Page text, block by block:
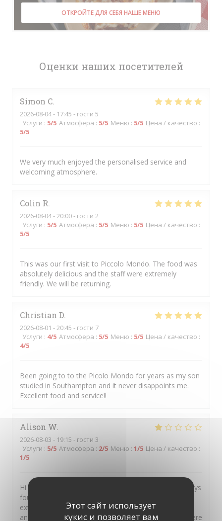
Этот сайт использует
кукис и позволяет вам
Оценки наших посетителей
Simon C
2026-08-04- 17:45 - гости 5
Услуги : 5/5 Атмосфера : 5/5 Меню : 5/5 Цена / качество :
5/5
We very much enjoyed the personalised service and
welcoming atmosphere.
Colin R
2026-08-04- 20:00 - гости 2
Услуги : 5/5 Атмосфера : 5/5 Меню : 5/5 Цена / качество :
5/5
This was our first visit to Piccolo Mondo. The food was
absolutely delicious and the staff were extremely
friendly. We will be returning.
Christian D
2026-08-01 - 20:45 - гости 7
Услуги : 4/5 Атмосфера : 5/5 Меню : 5/5 Цена / качество :
4/5
Been going to to the Picolo Mondo for years as my son
studied in Southampton and it never disappoints me.
Excellent food and service!!
Alison W
2026-08-03 - 19:15 - гости 3
Услуги : 5/5 Атмосфера : 2/5 Меню : 1/5 Цена / качество :
1/5
Hi I always recommend your restaurant as I have always
found the food exceptional But on this occasion was
extremely disappointed It was my sons birthday treat
and I had raved about you so much he said let’s go there
ОТКРОЙТЕ ДЛЯ СЕБЯ НАШЕ МЕНЮ